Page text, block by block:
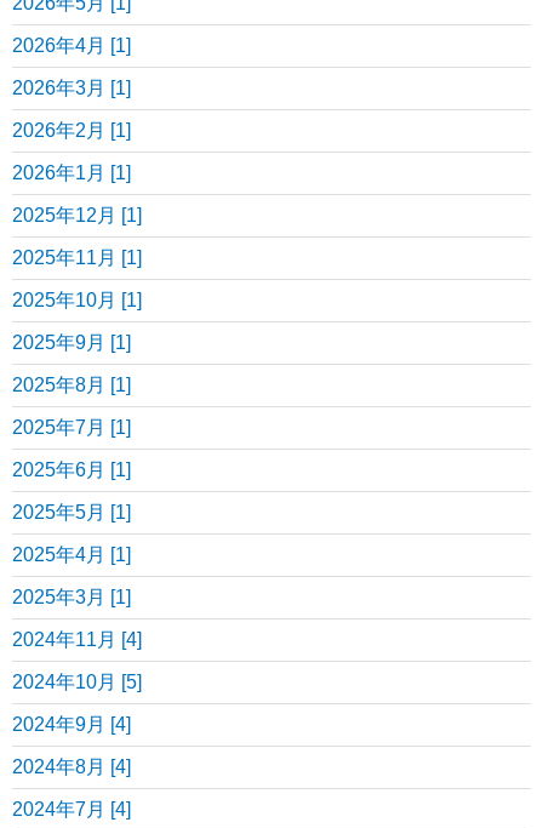
2026年4月 [1]
2026年3月 [1]
2026年2月 [1]
2026年1月 [1]
2025年12月 [1]
2025年11月 [1]
2025年10月 [1]
2025年9月 [1]
2025年8月 [1]
2025年7月 [1]
2025年6月 [1]
2025年5月 [1]
2025年4月 [1]
2025年3月 [1]
2024年11月 [4]
2024年10月 [5]
2024年9月 [4]
2024年8月 [4]
2024年7月 [4]